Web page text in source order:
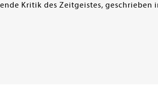
Kritik des Zeitgeistes, geschrieben